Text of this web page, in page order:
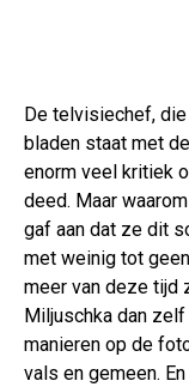
De telvisiechef,
bladen staat met
enorm veel kritiek
deed. Maar
gaf aan dat ze dit
met weinig tot
meer van deze tijd
Miljuschka dan
manieren op de
vals en gemeen.